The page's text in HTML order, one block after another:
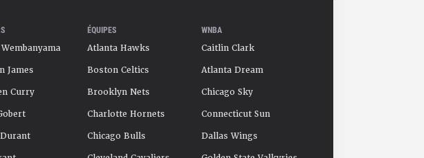
James
Curry
ÉQUIPES
Atlanta Hawks
Boston Celtics
Brooklyn Nets
Charlotte Hornets
Chicago Bulls
WNBA
Caitlin Clark
Atlanta Dream
Chicago Sky
Connecticut Sun
Dallas Wings